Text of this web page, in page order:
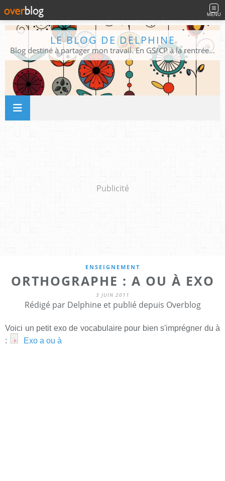
MENU
LE BLOG DE DELPHINE
Blog destiné à partager mon travail. En GS/CP à la rentrée 2026/2027 !
Publicité
ENSEIGNEMENT
ORTHOGRAPHE : A OU À EXO
3 JUIN 2011
Rédigé par Delphine et publié depuis Overblog
Voici un petit exo de vocabulaire pour bien s'imprégner du à
:
Exo a ou à